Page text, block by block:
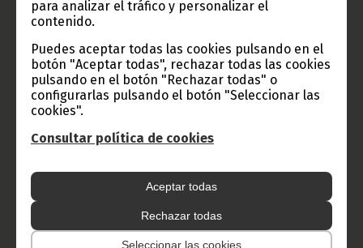
para analizar el tráfico y personalizar el
contenido.
Puedes aceptar todas las cookies pulsando en el
botón "Aceptar todas", rechazar todas las cookies
pulsando en el botón "Rechazar todas" o
configurarlas pulsando el botón "Seleccionar las
cookies".
Consultar política de cookies
Aceptar todas
Rechazar todas
Seleccionar las cookies
Gobierno e Instituciones